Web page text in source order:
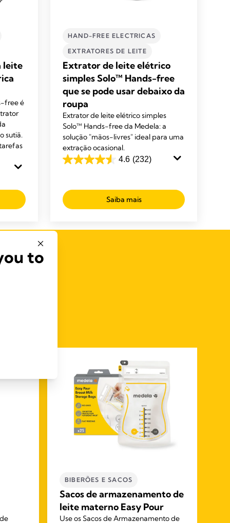
leite
free é
sutiã.
HAND-FREE ELECTRICAS
EXTRATORES DE LEITE​
Extrator de leite elétrico
simples Solo™ Hands-free
que se pode usar debaixo da
roupa
Extrator de leite elétrico simples
Solo™ Hands-free da Medela: a
solução "mãos-livres" ideal para uma
extração ocasional.
4.6 (232)
4.6
5
estrelas.
Saiba mais
BIBERÕES E SACOS
Sacos de armazenamento de
leite materno Easy Pour
Use os Sacos de Armazenamento de
to